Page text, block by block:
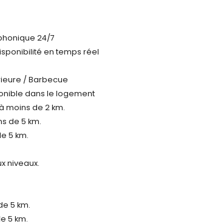
de la villa)
la villa)
villa)
24/7
en temps réel
/ Barbecue
dans le logement
moins de 2 km.
de 5 km.
5 km.
niveaux.
5 km.
5 km.